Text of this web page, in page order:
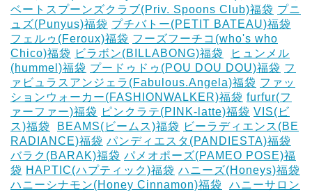
ベートスプーンズクラブ(Priv. Spoons Club)福袋 プニ
ュズ(Punyus)福袋 プチバトー(PETIT BATEAU)福袋
フェルゥ(Feroux)福袋 フーズフーチコ(who's who
Chico)福袋 ビラボン(BILLABONG)福袋
ヒュンメル
(hummel)福袋 プードゥドゥ(POU DOU DOU)福袋 フ
ァビュラスアンジェラ(Fabulous.Angela)福袋 ファッ
ションウォーカー(FASHIONWALKER)福袋 furfur(フ
ァーファー)福袋 ピンクラテ(PINK-latte)福袋 VIS(ビ
ス)福袋
BEAMS(ビームス)福袋 ビーラディエンス(BE
RADIANCE)福袋 パンディエスタ(PANDIESTA)福袋
バラク(BARAK)福袋 パメオポーズ(PAMEO POSE)福
袋 HAPTIC(ハプティック)福袋 ハニーズ(Honeys)福袋
ハニーシナモン(Honey Cinnamon)福袋
ハニーサロン